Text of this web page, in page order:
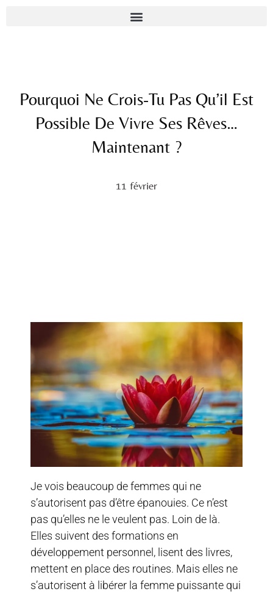
Pourquoi Ne Crois-Tu Pas Qu’il Est
Possible De Vivre Ses Rêves…
Maintenant ?
11 février
Je vois beaucoup de femmes qui ne
s’autorisent pas d’être épanouies. Ce n’est
pas qu’elles ne le veulent pas. Loin de là.
Elles suivent des formations en
développement personnel, lisent des livres,
mettent en place des routines. Mais elles ne
s’autorisent à libérer la femme puissante qui